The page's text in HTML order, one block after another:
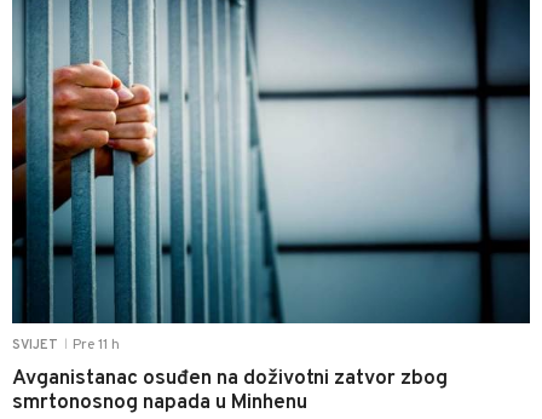
SVIJET Pre 11 h
Avganistanac osuđen na doživotni zatvor zbog
smrtonosnog napada u Minhenu